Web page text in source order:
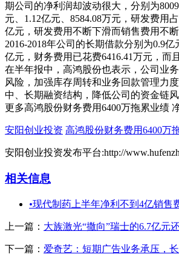
期公司的净利润却波动很大，分别为
元、1.12亿元、8584.08万元，研发费用
亿元，研发费用不断下滑而销售费用不
2016-2018年公司的长期借款分别为0.9
亿元，财务费用已花费6416.41万元，
在半年报中，高鸿股份也表示，公司业
风险，加强库存周转和业务回款管理力
中、长期融资结构，降低公司的资金链
更多高鸿股份财务费用6400万拖累业绩
安阳创业投资 高鸿股份财务费用6400万
安阳创业投资发布平台:http://
相关信息
•现代制药上半年净利不到4亿销售
上一篇： 大族激光“撒向”瑞士的6.7亿元
下一篇： 爱奇艺：短期广告业务承压，